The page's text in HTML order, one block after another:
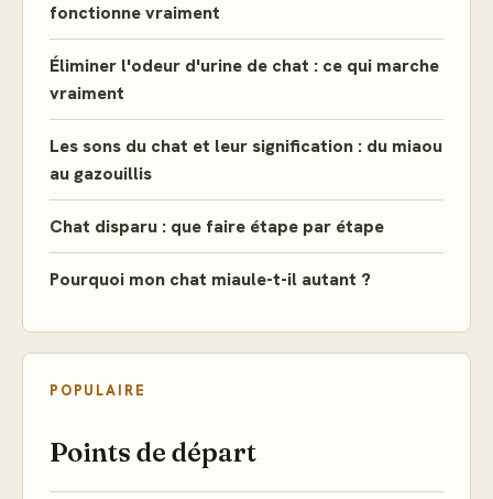
fonctionne vraiment
Éliminer l'odeur d'urine de chat : ce qui marche
vraiment
Les sons du chat et leur signification : du miaou
au gazouillis
Chat disparu : que faire étape par étape
Pourquoi mon chat miaule-t-il autant ?
POPULAIRE
Points de départ